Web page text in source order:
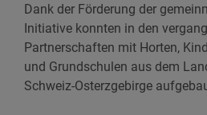
Dank der Förderung der
Initiative konnten in den
Partnerschaften mit Horten,
und Grundschulen aus dem
Schweiz-Osterzgebirge